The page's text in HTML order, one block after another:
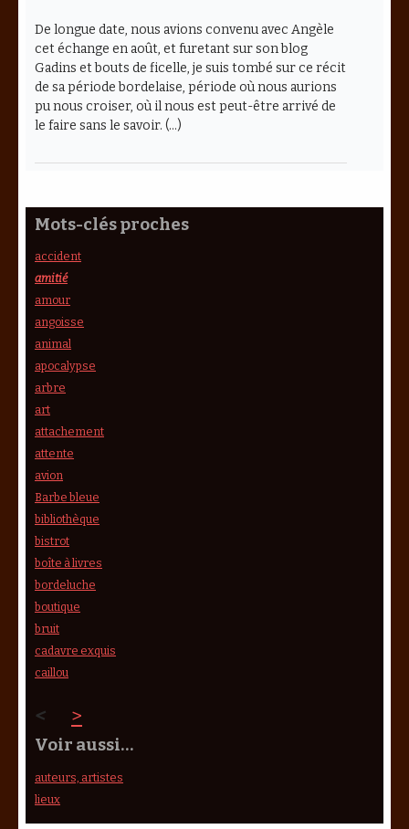
De longue date, nous avions convenu avec Angèle
cet échange en août, et furetant sur son blog
Gadins et bouts de ficelle, je suis tombé sur ce récit
de sa période bordelaise, période où nous aurions
pu nous croiser, où il nous est peut-être arrivé de
le faire sans le savoir. (…)
Mots-clés proches
accident
amitié
amour
angoisse
animal
apocalypse
arbre
art
attachement
attente
avion
Barbe bleue
bibliothèque
bistrot
boîte à livres
bordeluche
boutique
bruit
cadavre exquis
caillou
< >
Voir aussi…
auteurs, artistes
lieux